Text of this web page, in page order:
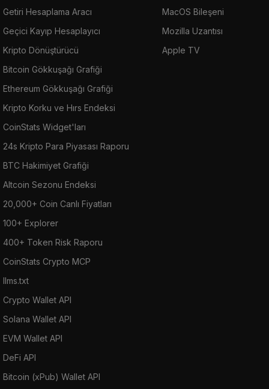
Getiri Hesaplama Aracı
Geçici Kayıp Hesaplayıcı
Kripto Dönüştürücü
Bitcoin Gökkuşağı Grafiği
Ethereum Gökkuşağı Grafiği
Kripto Korku ve Hırs Endeksi
CoinStats Widget'ları
24s Kripto Para Piyasası Raporu
BTC Hakimiyet Grafiği
Altcoin Sezonu Endeksi
20,000+ Coin Canlı Fiyatları
100+ Explorer
400+ Token Risk Raporu
CoinStats Crypto MCP
llms.txt
Crypto Wallet API
Solana Wallet API
EVM Wallet API
DeFi API
Bitcoin (xPub) Wallet API
MacOS Bileşeni
Mozilla Uzantısı
Apple TV